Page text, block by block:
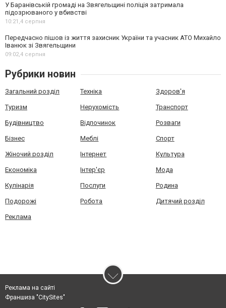
У Баранівській громаді на Звягельщині поліція затримала
підозрюваного у вбивстві
10:21,4 серпня
Передчасно пішов із життя захисник України та учасник АТО Михайло
Іванюк зі Звягельщини
09:02,4 серпня
Рубрики новин
Загальний розділ Техніка Здоров'я
Туризм Нерухомість Транспорт
Будівництво Відпочинок Розваги
Бізнес Меблі Спорт
Жіночий розділ Інтернет Культура
Економіка Інтер'єр Мода
Кулінарія Послуги Родина
Подорожі Робота Дитячий розділ
Реклама
Реклама на сайті
Франшиза "CitySites"